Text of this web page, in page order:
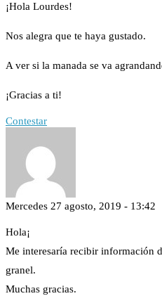
¡Hola Lourdes!
Nos alegra que te haya gustado.
A ver si la manada se va
¡Gracias a ti!
Contestar
Mercedes 27 agosto, 2019 - 13:42
Hola¡
Me interesaría recibir información
granel.
Muchas gracias.